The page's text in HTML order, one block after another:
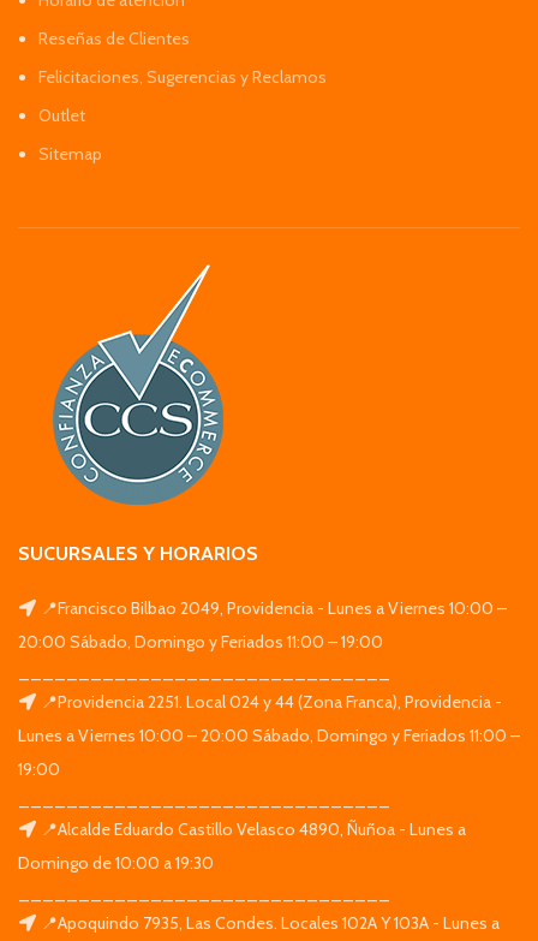
Reseñas de Clientes
Felicitaciones, Sugerencias y Reclamos
Outlet
Sitemap
SUCURSALES Y HORARIOS
📍Francisco Bilbao 2049, Providencia - Lunes a Viernes 10:00 –
20:00 Sábado, Domingo y Feriados 11:00 – 19:00
📍Providencia 2251. Local 024 y 44 (Zona Franca), Providencia -
Lunes a Viernes 10:00 – 20:00 Sábado, Domingo y Feriados 11:00 –
19:00
📍Alcalde Eduardo Castillo Velasco 4890, Ñuñoa - Lunes a
Domingo de 10:00 a 19:30
📍Apoquindo 7935, Las Condes. Locales 102A Y 103A - Lunes a